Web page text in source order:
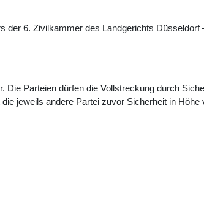
der 6. Zivilkammer des Landgerichts Düsseldorf
Parteien dürfen die Vollstreckung durch
jeweils andere Partei zuvor Sicherheit in Höhe